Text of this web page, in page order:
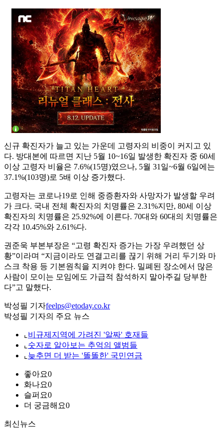
신규 확진자가 늘고 있는 가운데 고령자의 비중이 커지고 있
다. 방대본에 따르면 지난 5월 10~16일 발생한 확진자 중 60세
이상 고령자 비율은 7.6%(15명)였으나, 5월 31일~6월 6일에는
37.1%(103명)로 5배 이상 증가했다.
고령자는 코로나19로 인해 중증환자와 사망자가 발생할 우려
가 크다. 국내 전체 확진자의 치명률은 2.31%지만, 80세 이상
확진자의 치명률은 25.92%에 이른다. 70대와 60대의 치명률은
각각 10.45%와 2.61%다.
권준욱 부본부장은 “고령 확진자 증가는 가장 우려했던 상
황”이라며 “지금이라도 연결고리를 끊기 위해 거리 두기와 마
스크 착용 등 기본원칙을 지켜야 한다. 밀폐된 장소에서 많은
사람이 모이는 모임에도 가급적 참석하지 말아주길 당부한
다”고 말했다.
박성필 기자feelps@etoday.co.kr
박성필 기자의 주요 뉴스
⌞ 비규제지역에 가려진 '알짜' 호재들
⌞ 숫자로 알아보는 추억의 앨범들
⌞ 늦추면 더 받는 '똘똘한' 국민연금
좋아요0
화나요0
슬퍼요0
더 궁금해요0
최신뉴스